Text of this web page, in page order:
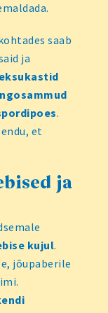
saab
ja
.
et
ja
kujul.
jõupaberile